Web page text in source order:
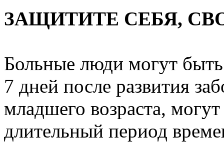
ЗАЩИТИТЕ СЕБЯ,
Больные люди могут
7 дней после развития
младшего возраста,
длительный период